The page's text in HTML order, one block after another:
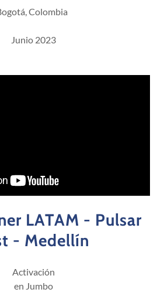
Colombia
Junio 2023
LATAM - Pulsar
- Medellín
Activación
en Jumbo